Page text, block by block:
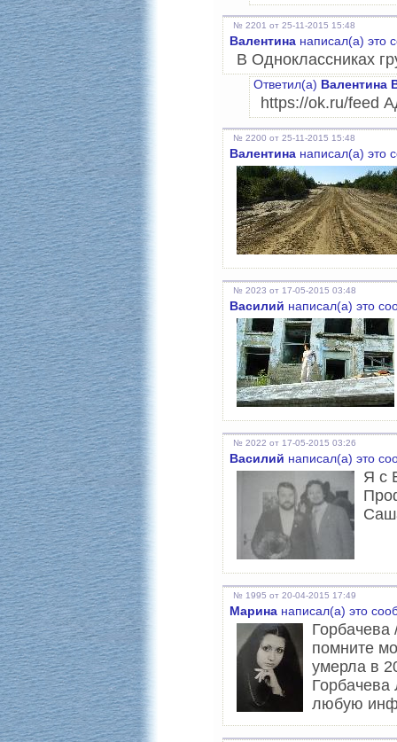
№ 2201 от 25-11-2015 15:48
Валентина написал(а) это
В Одноклассниках
Ответил(а) Валентина
https://ok.ru/feed
№ 2200 от 25-11-2015 15:48
Валентина написал(а) это
№ 2023 от 17-05-2015 03:48
Василий написал(а) это
№ 2022 от 17-05-2015 03:26
Василий написал(а) это
Я с
№ 1995 от 20-04-2015 17:49
Марина написал(а) это
помните
умерла в
Горбачева
любую